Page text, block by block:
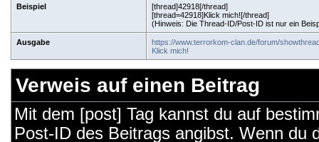
Beispiel
[thread]42918[/thread]
[thread=42918]Klick mich![/thread]
(Hinweis: Die Thread-ID/Post-ID ist nur ein
Ausgabe
https://www.terrorkom-clan.de/forum/
Klick mich!
Verweis auf einen Beitrag
Mit dem [post] Tag kannst du auf
Post-ID des Beitrags angibst. Wenn du